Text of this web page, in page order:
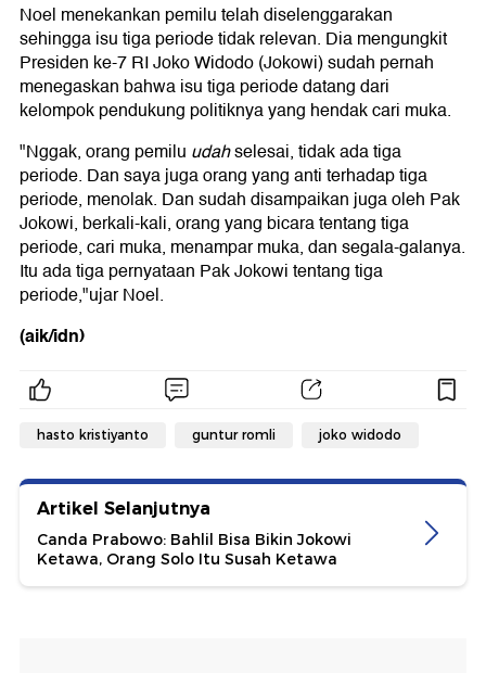
Noel menekankan pemilu telah diselenggarakan
sehingga isu tiga periode tidak relevan. Dia mengungkit
Presiden ke-7 RI Joko Widodo (Jokowi) sudah pernah
menegaskan bahwa isu tiga periode datang dari
kelompok pendukung politiknya yang hendak cari muka.
"Nggak, orang pemilu udahselesai, tidak ada tiga
periode. Dan saya juga orang yang anti terhadap tiga
periode, menolak. Dan sudah disampaikan juga oleh Pak
Jokowi, berkali-kali, orang yang bicara tentang tiga
periode, cari muka, menampar muka, dan segala-galanya.
Itu ada tiga pernyataan Pak Jokowi tentang tiga
periode,"ujar Noel.
(aik/idn)
hasto kristiyanto guntur romli joko widodo
Artikel Selanjutnya
Canda Prabowo: Bahlil Bisa Bikin Jokowi
Ketawa, Orang Solo Itu Susah Ketawa